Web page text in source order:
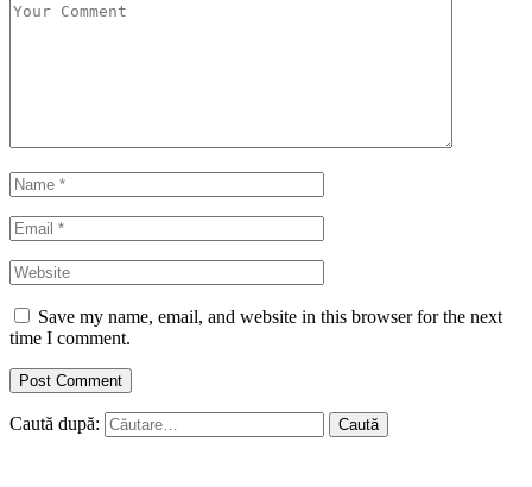
Save my name, email, and website in this browser for the next
time I comment.
Caută după: